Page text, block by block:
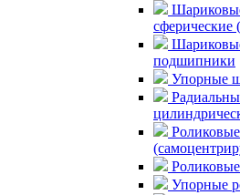
сферические
подшипники
Упорные
Упорные